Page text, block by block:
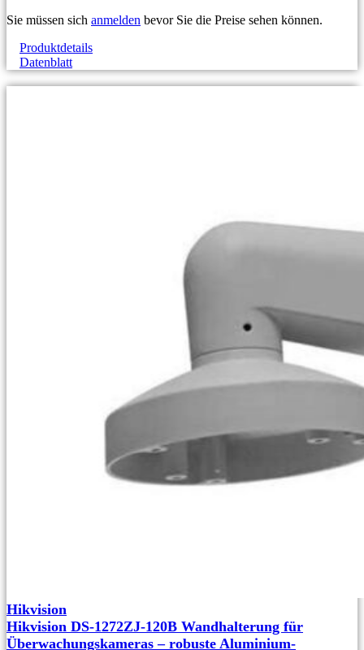
Sie müssen sich anmelden bevor Sie die Preise sehen können.
Produktdetails
Datenblatt
Hikvision
Hikvision DS-1272ZJ-120B Wandhalterung für
Überwachungskameras – robuste Aluminium-